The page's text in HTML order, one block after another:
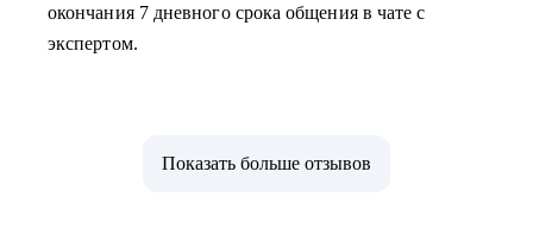
окончания 7 дневного срока общения в чате с
экспертом.
Показать больше отзывов